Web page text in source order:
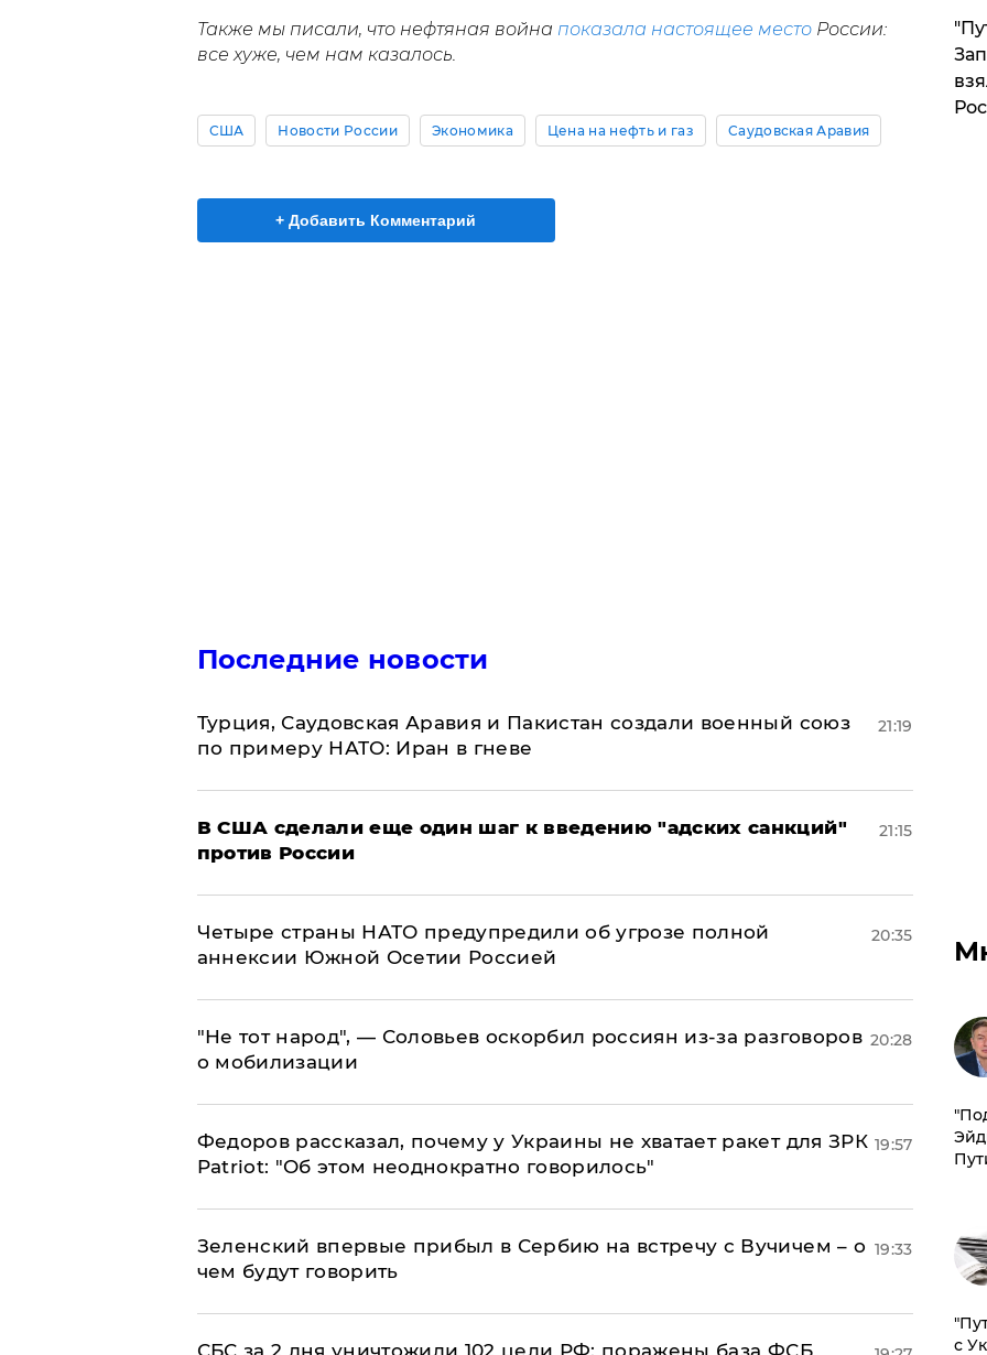
Также мы писали, что нефтяная война показала настоящее местоРоссии:
все хуже, чем нам казалось.
США Новости России Экономика Цена на нефть и газ Саудовская Аравия
+ Добавить Комментарий
Последние новости
Турция, Саудовская Аравия и Пакистан создали военный союз
по примеру НАТО: Иран в гневе
21:19
В США сделали еще один шаг к введению "адских санкций"
против России
21:15
Четыре страны НАТО предупредили об угрозе полной
аннексии Южной Осетии Россией
20:35
​"Не тот народ", — Соловьев оскорбил россиян из-за разговоров
о мобилизации
20:28
Федоров рассказал, почему у Украины не хватает ракет для ЗРК
Patriot: "Об этом неоднократно говорилось"
19:57
Зеленский впервые прибыл в Сербию на встречу с Вучичем – о
чем будут говорить
19:33
СБС за 2 дня уничтожили 102 цели РФ: поражены база ФСБ
с